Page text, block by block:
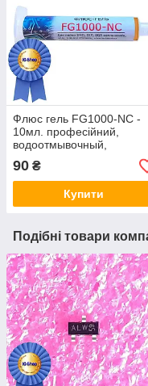
Флюс гель FG1000-NC -
10мл. професійний,
водоотмывочный,
водосмываемый
90 ₴
Купити
Подібні товари